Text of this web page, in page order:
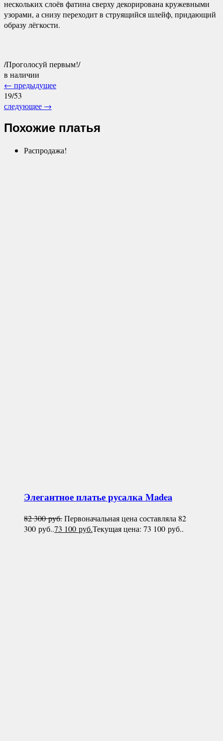
нескольких слоёв фатина сверху декорирована кружевными
узорами, а снизу переходит в струящийся шлейф, придающий
образу лёгкости.
/Проголосуй первым!/
в наличии
← предыдущее
19/53
следующее →
Похожие платья
Распродажа!
Элегантное платье русалкаMadea
82 300руб.Первоначальная цена составляла 82
300 руб..73 100 руб.Текущая цена: 73 100 руб..